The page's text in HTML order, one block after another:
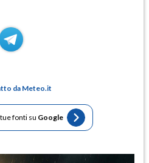
da Meteo.it
fonti su Google